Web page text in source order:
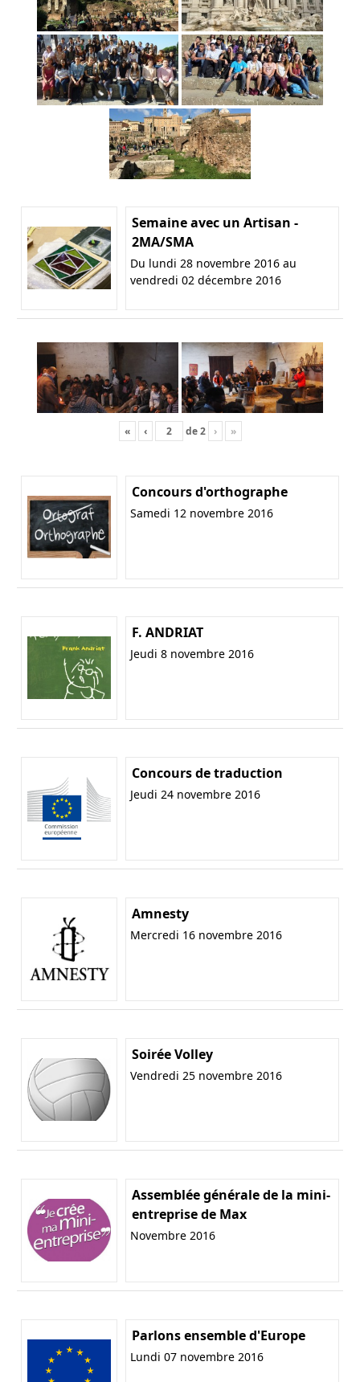
Semaine avec un Artisan -
2MA/SMA
Du lundi 28 novembre 2016 au
vendredi 02 décembre 2016
« ‹ de2 › »
Concours d'orthographe
Samedi 12 novembre 2016
F. ANDRIAT
Jeudi 8 novembre 2016
Concours de traduction
Jeudi 24 novembre 2016
Amnesty
Mercredi 16 novembre 2016
Soirée Volley
Vendredi 25 novembre 2016
Assemblée générale de la mini-
entreprise de Max
Novembre 2016
Parlons ensemble d'Europe
Lundi 07 novembre 2016